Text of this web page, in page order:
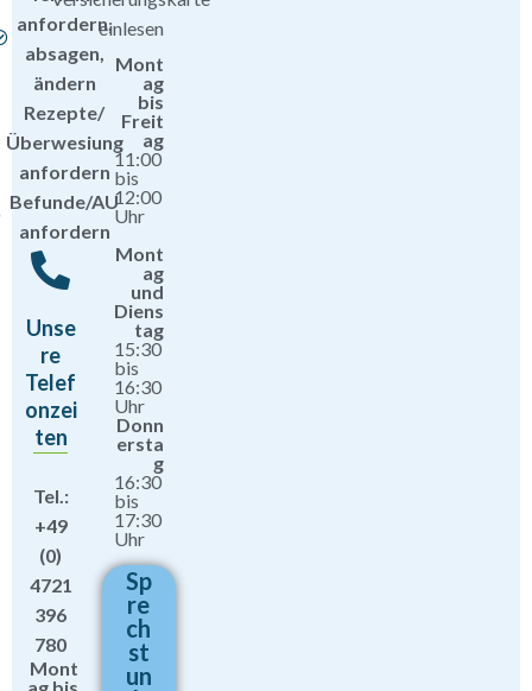
anfordern,
absagen,
ändern
Rezepte/
Überwesiung
anfordern
Befunde/AU
anfordern
Unse
re
Telef
onzei
ten
Tel.:
+49
(0)
4721
396
780
Mont
einlesen
Mont
ag
bis
Freit
ag
11:00
bis
12:00
Uhr
Mont
ag
und
Diens
tag
15:30
bis
16:30
Uhr
Donn
ersta
g
16:30
bis
17:30
Uhr
Sp
re
ch
st
un